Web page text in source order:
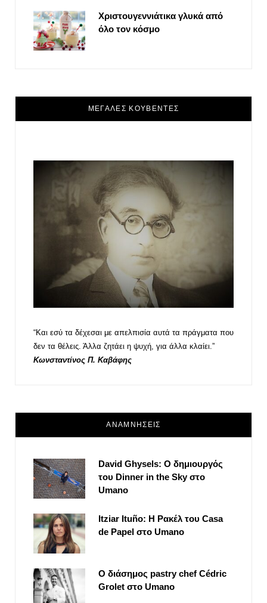
Χριστουγεννιάτικα γλυκά από
όλο τον κόσμο
ΜΕΓΑΛΕΣ ΚΟΥΒΕΝΤΕΣ
“Και εσύ τα δέχεσαι με απελπισία αυτά τα πράγματα που
δεν τα θέλεις. Άλλα ζητάει η ψυχή, για άλλα κλαίει.”
Κωνσταντίνος Π. Καβάφης
ΑΝΑΜΝΗΣΕΙΣ
David Ghysels: Ο δημιουργός
του Dinner in the Sky στο
Umano
Itziar Ituño: Η Ρακέλ του Casa
de Papel στο Umano
Ο διάσημος pastry chef Cédric
Grolet στο Umano